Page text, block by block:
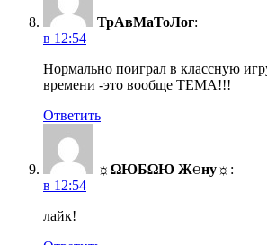
ТрАвМаТоЛог:
в 12:54
Нормально поиграл в классную
времени -это вообще ТЕМА!!!
Ответить
☼ΩЮБΩЮ Ж℮ну☼ :
в 12:54
лайк!